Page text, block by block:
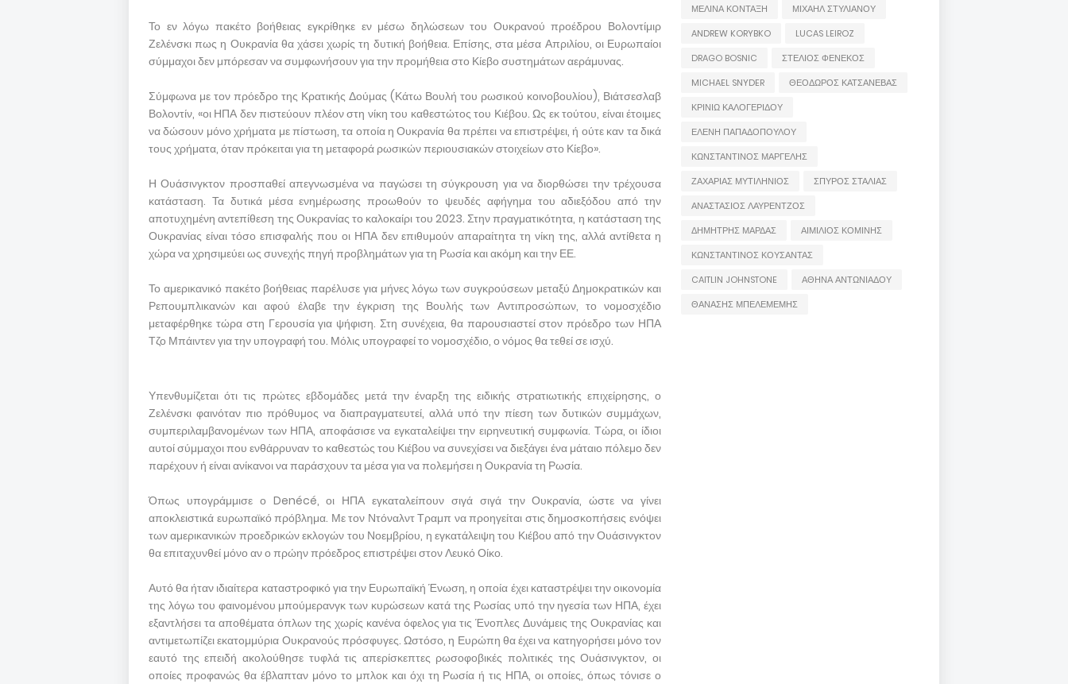
Το εν λόγω πακέτο βοήθειας εγκρίθηκε εν μέσω δηλώσεων του Ουκρανού προέδρου Βολοντίμιρ
Ζελένσκι πως η Ουκρανία θα χάσει χωρίς τη δυτική βοήθεια. Επίσης, στα μέσα Απριλίου, οι Ευρωπαίοι
σύμμαχοι δεν μπόρεσαν να συμφωνήσουν για την προμήθεια στο Κίεβο συστημάτων αεράμυνας.
Σύμφωνα με τον πρόεδρο της Κρατικής Δούμας (Κάτω Βουλή του ρωσικού κοινοβουλίου), Βιάτσεσλαβ
Βολοντίν, «οι ΗΠΑ δεν πιστεύουν πλέον στη νίκη του καθεστώτος του Κιέβου. Ως εκ τούτου, είναι έτοιμες
να δώσουν μόνο χρήματα με πίστωση, τα οποία η Ουκρανία θα πρέπει να επιστρέψει, ή ούτε καν τα δικά
τους χρήματα, όταν πρόκειται για τη μεταφορά ρωσικών περιουσιακών στοιχείων στο Κίεβο».
Η Ουάσινγκτον προσπαθεί απεγνωσμένα να παγώσει τη σύγκρουση για να διορθώσει την τρέχουσα
κατάσταση. Τα δυτικά μέσα ενημέρωσης προωθούν το ψευδές αφήγημα του αδιεξόδου από την
αποτυχημένη αντεπίθεση της Ουκρανίας το καλοκαίρι του 2023. Στην πραγματικότητα, η κατάσταση της
Ουκρανίας είναι τόσο επισφαλής που οι ΗΠΑ δεν επιθυμούν απαραίτητα τη νίκη της, αλλά αντίθετα η
χώρα να χρησιμεύει ως συνεχής πηγή προβλημάτων για τη Ρωσία και ακόμη και την ΕΕ.
Το αμερικανικό πακέτο βοήθειας παρέλυσε για μήνες λόγω των συγκρούσεων μεταξύ Δημοκρατικών και
Ρεπουμπλικανών και αφού έλαβε την έγκριση της Βουλής των Αντιπροσώπων, το νομοσχέδιο
μεταφέρθηκε τώρα στη Γερουσία για ψήφιση. Στη συνέχεια, θα παρουσιαστεί στον πρόεδρο των ΗΠΑ
Τζο Μπάιντεν για την υπογραφή του. Μόλις υπογραφεί το νομοσχέδιο, ο νόμος θα τεθεί σε ισχύ.
Υπενθυμίζεται ότι τις πρώτες εβδομάδες μετά την έναρξη της ειδικής στρατιωτικής επιχείρησης, ο
Ζελένσκι φαινόταν πιο πρόθυμος να διαπραγματευτεί, αλλά υπό την πίεση των δυτικών συμμάχων,
συμπεριλαμβανομένων των ΗΠΑ, αποφάσισε να εγκαταλείψει την ειρηνευτική συμφωνία. Τώρα, οι ίδιοι
αυτοί σύμμαχοι που ενθάρρυναν το καθεστώς του Κιέβου να συνεχίσει να διεξάγει ένα μάταιο πόλεμο δεν
παρέχουν ή είναι ανίκανοι να παράσχουν τα μέσα για να πολεμήσει η Ουκρανία τη Ρωσία.
Όπως υπογράμμισε ο Denécé, οι ΗΠΑ εγκαταλείπουν σιγά σιγά την Ουκρανία, ώστε να γίνει
αποκλειστικά ευρωπαϊκό πρόβλημα. Με τον Ντόναλντ Τραμπ να προηγείται στις δημοσκοπήσεις ενόψει
των αμερικανικών προεδρικών εκλογών του Νοεμβρίου, η εγκατάλειψη του Κιέβου από την Ουάσινγκτον
θα επιταχυνθεί μόνο αν ο πρώην πρόεδρος επιστρέψει στον Λευκό Οίκο.
Αυτό θα ήταν ιδιαίτερα καταστροφικό για την Ευρωπαϊκή Ένωση, η οποία έχει καταστρέψει την οικονομία
της λόγω του φαινομένου μπούμερανγκ των κυρώσεων κατά της Ρωσίας υπό την ηγεσία των ΗΠΑ, έχει
εξαντλήσει τα αποθέματα όπλων της χωρίς κανένα όφελος για τις Ένοπλες Δυνάμεις της Ουκρανίας και
αντιμετωπίζει εκατομμύρια Ουκρανούς πρόσφυγες. Ωστόσο, η Ευρώπη θα έχει να κατηγορήσει μόνο τον
εαυτό της επειδή ακολούθησε τυφλά τις απερίσκεπτες ρωσοφοβικές πολιτικές της Ουάσινγκτον, οι
οποίες προφανώς θα έβλαπταν μόνο το μπλοκ και όχι τη Ρωσία ή τις ΗΠΑ, οι οποίες, όπως τόνισε ο
ΜΕΛΙΝΑ ΚΟΝΤΑΞΗ
ΜΙΧΑΗΛ ΣΤΥΛΙΑΝΟΥ
ANDREW KORYBKO
LUCAS LEIROZ
DRAGO BOSNIC
ΣΤΕΛΙΟΣ ΦΕΝΕΚΟΣ
MICHAEL SNYDER
ΘΕΟΔΩΡΟΣ ΚΑΤΣΑΝΕΒΑΣ
ΚΡΙΝΙΩ ΚΑΛΟΓΕΡΙΔΟΥ
ΕΛΕΝΗ ΠΑΠΑΔΟΠΟΥΛΟΥ
ΚΩΝΣΤΑΝΤΙΝΟΣ ΜΑΡΓΕΛΗΣ
ΖΑΧΑΡΙΑΣ ΜΥΤΙΛΗΝΙΟΣ
ΣΠΥΡΟΣ ΣΤΑΛΙΑΣ
ΑΝΑΣΤΑΣΙΟΣ ΛΑΥΡΕΝΤΖΟΣ
ΔΗΜΗΤΡΗΣ ΜΑΡΔΑΣ
ΑΙΜΙΛΙΟΣ ΚΟΜΙΝΗΣ
ΚΩΝΣΤΑΝΤΙΝΟΣ ΚΟΥΣΑΝΤΑΣ
CAITLIN JOHNSTONE
ΑΘΗΝΑ ΑΝΤΩΝΙΑΔΟΥ
ΘΑΝΑΣΗΣ ΜΠΕΛΕΜΕΜΗΣ